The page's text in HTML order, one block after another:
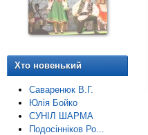
Хто новенький
Саваренюк В.Г.
Юлія Бойко
СУНІЛ ШАРМА
Подосінніков Ро...